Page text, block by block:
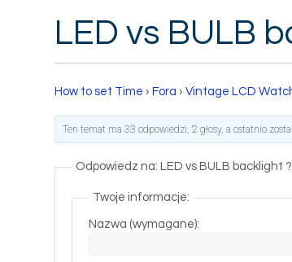
LED vs BULB
How to set Time › Fora › Vintage LCD
Ten temat ma 33 odpowiedzi, 2 głosy, a ostatnio
Odpowiedz na: LED vs BULB backlight ?
Twoje informacje:
Nazwa (wymagane):